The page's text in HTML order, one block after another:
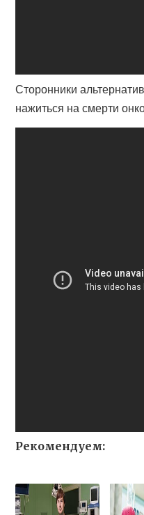
Сторонники
нажиться на смерти
Рекомендуем: